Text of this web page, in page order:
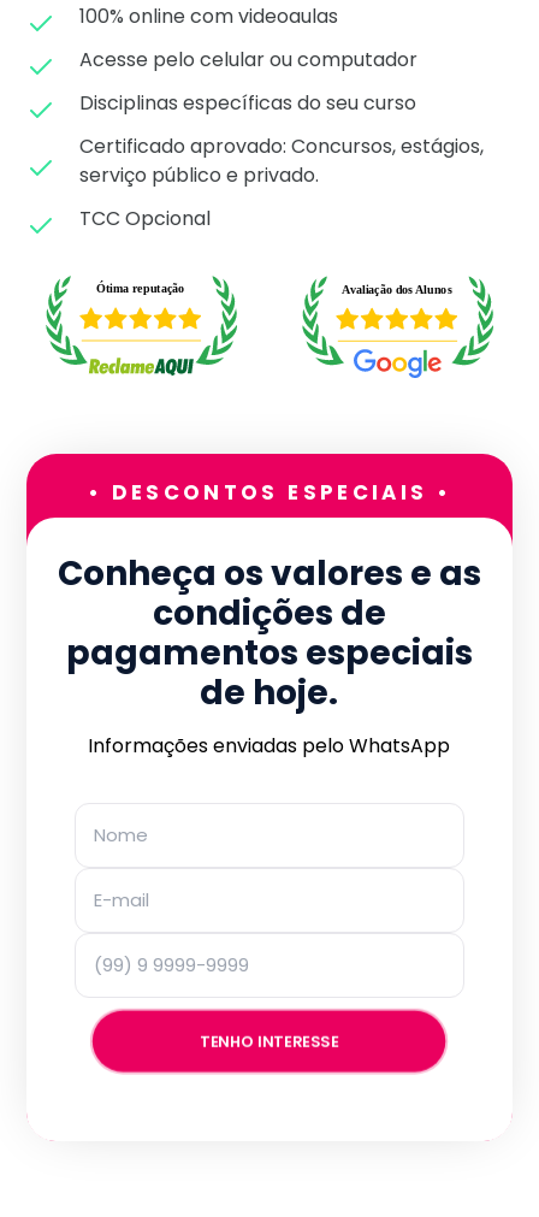
100% online com videoaulas
Acesse pelo celular ou computador
Disciplinas específicas do seu curso
Certificado aprovado: Concursos, estágios,
serviço público e privado.
TCC Opcional
• DESCONTOS ESPECIAIS •
Conheça os valores e as
condições de
pagamentos especiais
de hoje.
Informações enviadas pelo WhatsApp
TENHO INTERESSE